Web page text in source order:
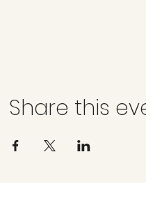
Share this